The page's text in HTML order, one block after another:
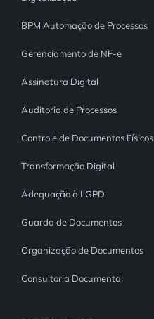
BPM Automação de Processos
Gerenciamento de NF-e
Assinatura Digital
Auditoria de Processos
Controle de Documentos Físicos
Transformação Digital
Adequação à LGPD
Guarda de Documentos
Organização de Documentos
Consultoria Documental